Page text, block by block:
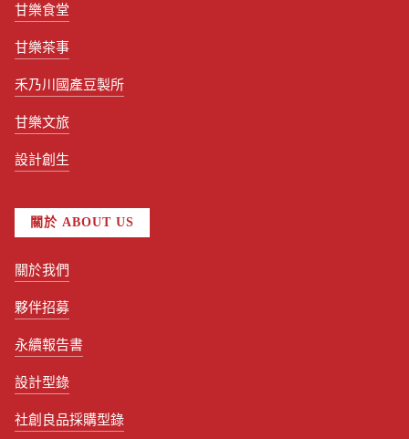
甘樂食堂
甘樂茶事
禾乃川國產豆製所
甘樂文旅
設計創生
關於 ABOUT US
關於我們
夥伴招募
永續報告書
設計型錄
社創良品採購型錄